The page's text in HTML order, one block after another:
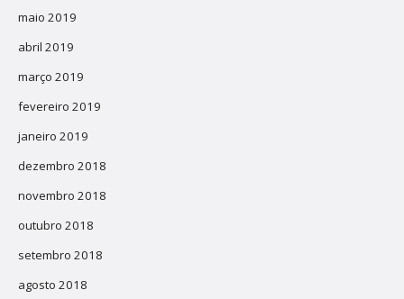
maio 2019
abril 2019
março 2019
fevereiro 2019
janeiro 2019
dezembro 2018
novembro 2018
outubro 2018
setembro 2018
agosto 2018